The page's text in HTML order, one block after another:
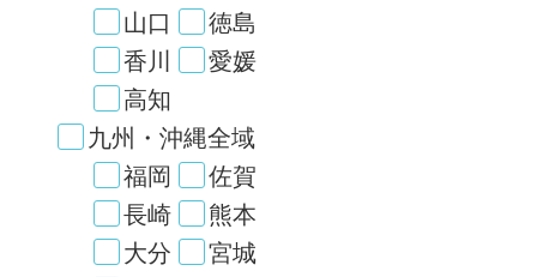
山口
徳島
香川
愛媛
高知
九州・沖縄全域
福岡
佐賀
長崎
熊本
大分
宮城